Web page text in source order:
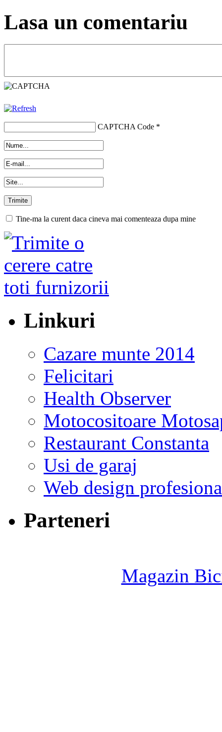
Lasa un comentariu
CAPTCHA Code *
Tine-ma la curent daca cineva mai comenteaza dupa mine
Linkuri
Cazare munte 2014
Felicitari
Health Observer
Motocositoare
Restaurant Constanta
Usi de garaj
Web design
Parteneri
Magazin